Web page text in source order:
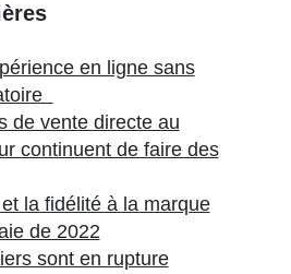
en ligne sans
de vente directe au
continuent de faire des
la fidélité à la marque
de 2022
sont en rupture